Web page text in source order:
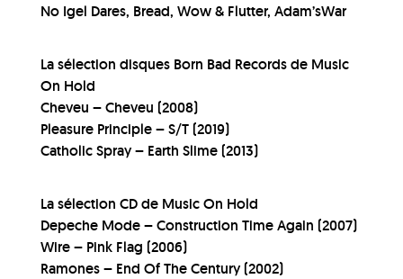
No Igel Dares, Bread, Wow & Flutter, Adam’sWar
La sélection disques Born Bad Records de Music
On Hold
Cheveu – Cheveu (2008)
Pleasure Principle – S/T (2019)
Catholic Spray – Earth Slime (2013)
La sélection CD de Music On Hold
Depeche Mode – Construction Time Again (2007)
Wire – Pink Flag (2006)
Ramones – End Of The Century (2002)